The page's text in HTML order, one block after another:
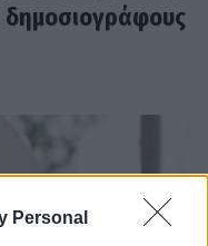
Personal